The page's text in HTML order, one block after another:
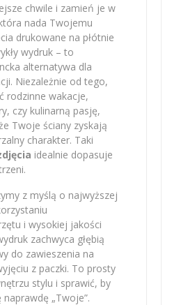
chwile i zamień je w
nada Twojemu
drukowane na płótnie
wydruk – to
alternatywa dla
Niezależnie od tego,
rodzinne wakacje,
czy kulinarną pasję,
Twoje ściany zyskają
charakter. Taki
idealnie dopasuje
z myślą o najwyższej
i wysokiej jakości
zachwyca głębią
do zawieszenia na
z paczki. To prosty
stylu i sprawić, by
„Twoje”.